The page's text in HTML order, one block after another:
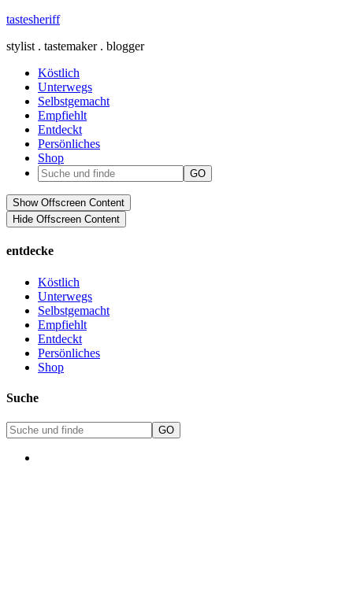
tastesheriff
stylist . tastemaker . blogger
Köstlich
Unterwegs
Selbstgemacht
Empfiehlt
Entdeckt
Persönliches
Shop
Show Offscreen Content
Hide Offscreen Content
entdecke
Köstlich
Unterwegs
Selbstgemacht
Empfiehlt
Entdeckt
Persönliches
Shop
Suche